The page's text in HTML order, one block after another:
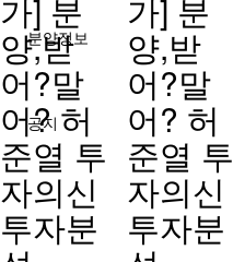
분양정보
공지
가] 분
양,받
어?말
어? 허
준열 투
자의신
투자분
가] 분
양,받
어?말
어? 허
준열 투
자의신
투자분